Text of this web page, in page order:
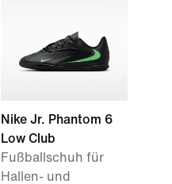
Nike Jr. Phantom 6
Low Club
Fußballschuh für
Hallen- und